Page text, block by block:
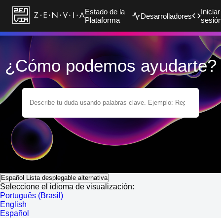
Estado de la
Plataforma
Desarrolladores
Iniciar
¿Cómo podemos ayudarte?
Español Lista desplegable alternativa
Seleccione el idioma de visualización:
Português (Brasil)
English
Español